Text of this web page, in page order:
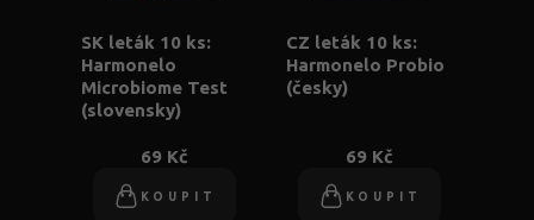
SK leták 10 ks:
Harmonelo
Microbiome Test
(slovensky)
69 Kč
KOUPIT
CZ leták 10 ks:
Harmonelo Probio
(česky)
69 Kč
KOUPIT